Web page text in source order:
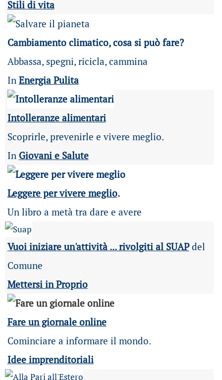
Stili di vita
Cambiamento climatico, cosa si può fare?
Abbassa, spegni, ricicla, cammina
In Energia Pulita
Intolleranze alimentari
Scoprirle, prevenirle e vivere meglio.
In Giovani e Salute
Leggere per vivere meglio.
Un libro a metà tra dare e avere
Vuoi iniziare un'attività ... rivolgiti al SUAPdel
Comune
Mettersi in Proprio
Fare un giornale online
Cominciare a informare il mondo.
Idee imprenditoriali